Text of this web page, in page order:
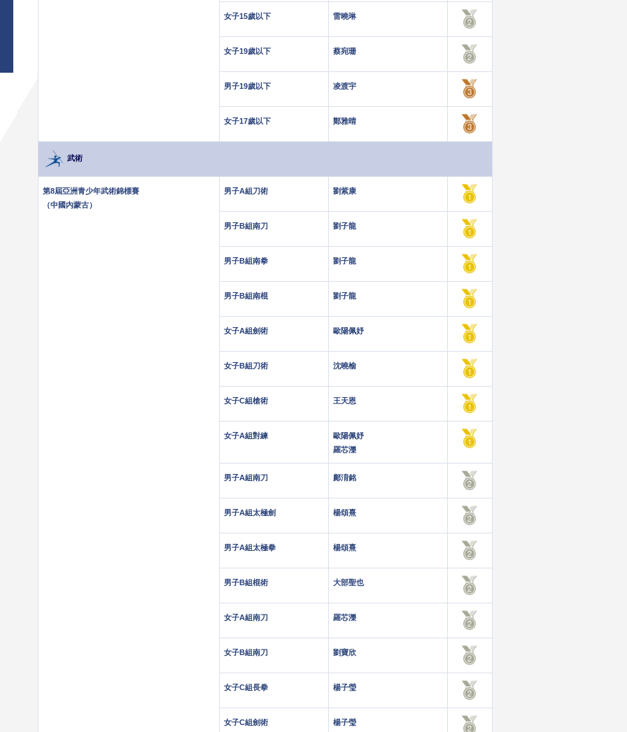
女子15歲以下 雷曉琳
女子19歲以下 蔡宛珊
男子19歲以下 凌渡宇
女子17歲以下 鄭雅晴
武術
第8屆亞洲青少年武術錦標賽
（中國内蒙古）
男子A組刀術 劉紫康
男子B組南刀 劉子龍
男子B組南拳 劉子龍
男子B組南棍 劉子龍
女子A組劍術 歐陽佩妤
女子B組刀術 沈曉榆
女子C組槍術 王天恩
女子A組對練
歐陽佩妤
羅芯濼
男子A組南刀 鄺淯銘
男子A組太極劍 楊頌熹
男子A組太極拳 楊頌熹
男子B組棍術 大部聖也
女子A組南刀 羅芯濼
女子B組南刀 劉寶欣
女子C組長拳 楊子瑩
女子C組劍術 楊子瑩